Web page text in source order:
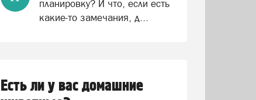
планировку? И что, если есть
какие-то замечания, д...
Есть ли у вас домашние